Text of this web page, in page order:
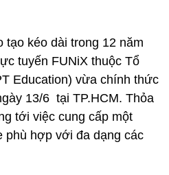
tạo kéo dài trong 12 năm
tuyến FUNiX thuộc Tổ
Education) vừa chính thức
13/6 tại TP.HCM. Thỏa
tới việc cung cấp một
phù hợp với đa dạng các